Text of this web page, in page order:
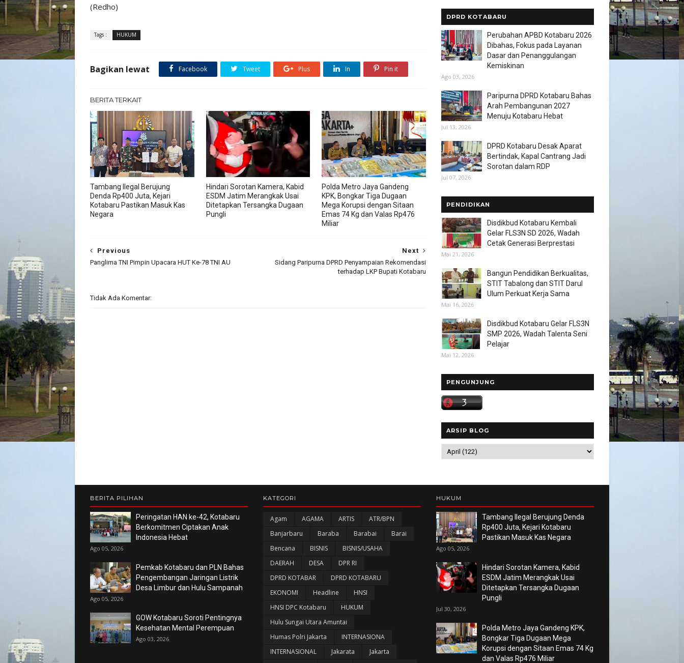
(Redho)
Tags : HUKUM
Bagikan lewat Facebook Tweet Plus In Pin it
BERITA TERKAIT
Tambang Ilegal Berujung
Denda Rp400 Juta, Kejari
Kotabaru Pastikan Masuk Kas
Negara
Hindari Sorotan Kamera, Kabid
ESDM Jatim Merangkak Usai
Ditetapkan Tersangka Dugaan
Pungli
Polda Metro Jaya Gandeng
KPK, Bongkar Tiga Dugaan
Mega Korupsi dengan Sitaan
Emas 74 Kg dan Valas Rp476
Miliar
Next
Sidang Paripurna DPRD Penyampaian Rekomendasi
terhadap LKP Bupati Kotabaru
Previous
Panglima TNI Pimpin Upacara HUT Ke-78 TNI AU
Tidak Ada Komentar:
DPRD KOTABARU
Perubahan APBD Kotabaru 2026
Dibahas, Fokus pada Layanan
Dasar dan Penanggulangan
Kemiskinan
Ago 03, 2026
Paripurna DPRD Kotabaru Bahas
Arah Pembangunan 2027
Menuju Kotabaru Hebat
Jul 13, 2026
DPRD Kotabaru Desak Aparat
Bertindak, Kapal Cantrang Jadi
Sorotan dalam RDP
Jul 07, 2026
PENDIDIKAN
Disdikbud Kotabaru Kembali
Gelar FLS3N SD 2026, Wadah
Cetak Generasi Berprestasi
Mai 21, 2026
Bangun Pendidikan Berkualitas,
STIT Tabalong dan STIT Darul
Ulum Perkuat Kerja Sama
Mai 16, 2026
Disdikbud Kotabaru Gelar FLS3N
SMP 2026, Wadah Talenta Seni
Pelajar
Mai 12, 2026
PENGUNJUNG
ARSIP BLOG
BERITA PILIHAN
Peringatan HAN ke-42, Kotabaru
Berkomitmen Ciptakan Anak
Indonesia Hebat
Ago 05, 2026
Pemkab Kotabaru dan PLN Bahas
Pengembangan Jaringan Listrik
Desa Limbur dan Hulu Sampanah
Ago 05, 2026
GOW Kotabaru Soroti Pentingnya
Kesehatan Mental Perempuan
Ago 03, 2026
KATEGORI
Agam AGAMA ARTIS
ATR/BPN
Banjarbaru
Baraba Barabai
Barai
Bencana
BISNIS
BISNIS/USAHA
DAERAH
DESA
DPR RI
DPRD KOTABAR
DPRD KOTABARU
EKONOMI
Headline
HNSI
HNSI DPC Kotabaru
HUKUM
Hulu Sungai Utara Amuntai
Humas Polri Jakarta
INTERNASIONA
INTERNASIONAL
Jakarata
Jakarta
HUKUM
Tambang Ilegal Berujung Denda
Rp400 Juta, Kejari Kotabaru
Pastikan Masuk Kas Negara
Ago 05, 2026
Hindari Sorotan Kamera, Kabid
ESDM Jatim Merangkak Usai
Ditetapkan Tersangka Dugaan
Pungli
Jul 30, 2026
Polda Metro Jaya Gandeng KPK,
Bongkar Tiga Dugaan Mega
Korupsi dengan Sitaan Emas 74 Kg
dan Valas Rp476 Miliar